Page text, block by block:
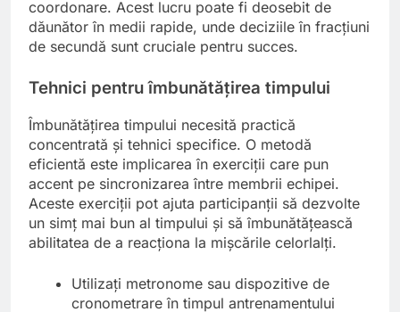
coordonare. Acest lucru poate fi deosebit de
dăunător în medii rapide, unde deciziile în fracțiuni
de secundă sunt cruciale pentru succes.
Tehnici pentru îmbunătățirea timpului
Îmbunătățirea timpului necesită practică
concentrată și tehnici specifice. O metodă
eficientă este implicarea în exerciții care pun
accent pe sincronizarea între membrii echipei.
Aceste exerciții pot ajuta participanții să dezvolte
un simț mai bun al timpului și să îmbunătățească
abilitatea de a reacționa la mișcările celorlalți.
Utilizați metronome sau dispozitive de
cronometrare în timpul antrenamentului